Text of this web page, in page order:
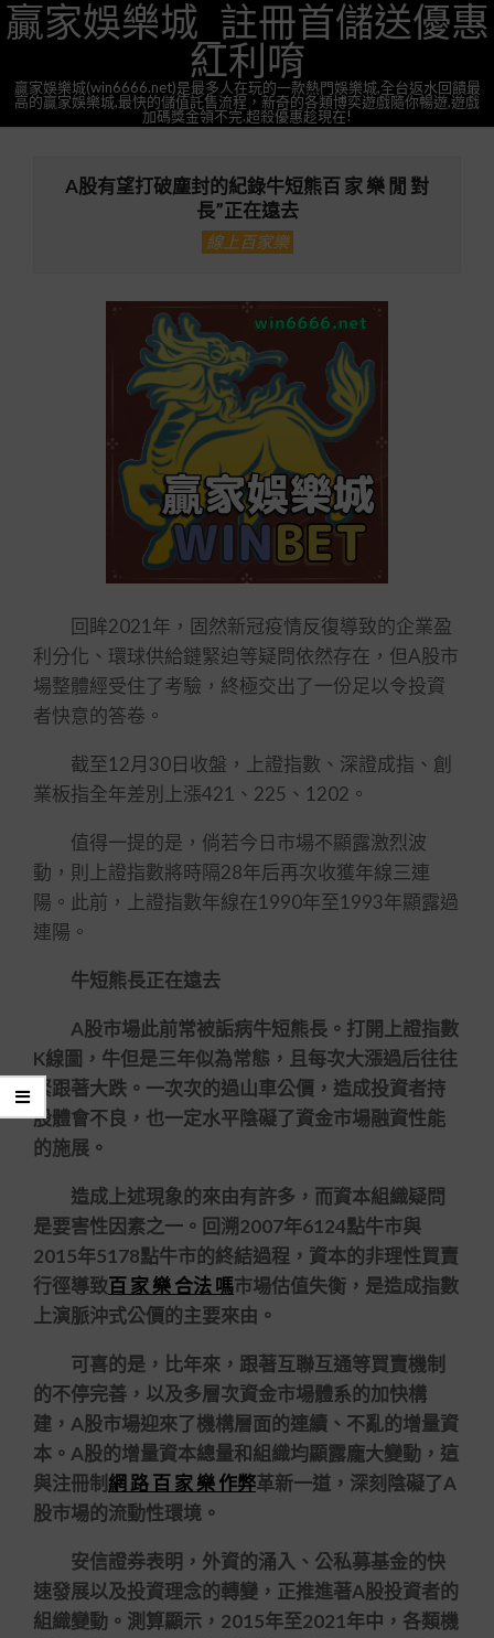
Skip
to贏家娛樂城_註冊首儲送優惠
紅利唷
贏家娛樂城(win6666.net)是最多人在玩的一款熱門娛樂城,全台返水回饋最
高的贏家娛樂城,最快的儲值託售流程，新奇的各類博奕遊戲隨你暢遊,遊戲
加碼獎金領不完.超殺優惠趁現在!
A股有望打破塵封的紀錄牛短熊百 家 樂 閒 對
長”正在遠去
線上百家樂
回眸2021年，固然新冠疫情反復導致的企業盈
利分化、環球供給鏈緊迫等疑問依然存在，但A股市
場整體經受住了考驗，終極交出了一份足以令投資
者快意的答卷。
截至12月30日收盤，上證指數、深證成指、創
業板指全年差別上漲421、225、1202。
值得一提的是，倘若今日市場不顯露激烈波
動，則上證指數將時隔28年后再次收獲年線三連
陽。此前，上證指數年線在1990年至1993年顯露過
連陽。
牛短熊長正在遠去
A股市場此前常被詬病牛短熊長。打開上證指數
K線圖，牛但是三年似為常態，且每次大漲過后往往
緊跟著大跌。一次次的過山車公價，造成投資者持
股體會不良，也一定水平陰礙了資金市場融資性能
的施展。
造成上述現象的來由有許多，而資本組織疑問
是要害性因素之一。回溯2007年6124點牛市與
2015年5178點牛市的終結過程，資本的非理性買賣
行徑導致百 家 樂 合法 嗎市場估值失衡，是造成指數
上演脈沖式公價的主要來由。
可喜的是，比年來，跟著互聯互通等買賣機制
的不停完善，以及多層次資金市場體系的加快構
建，A股市場迎來了機構層面的連續、不亂的增量資
本。A股的增量資本總量和組織均顯露龐大變動，這
與注冊制 網 路 百 家 樂 作弊革新一道，深刻陰礙了A
股市場的流動性環境。
安信證券表明，外資的涌入、公私募基金的快
速發展以及投資理念的轉變，正推進著A股投資者的
組織變動。測算顯示，2015年至2021年中，各類機